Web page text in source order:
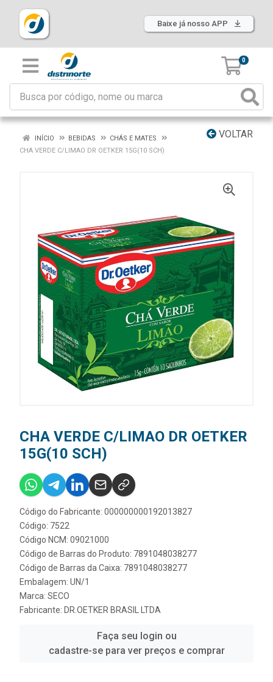
Baixe já nosso APP
0
VOLTAR
INÍCIO BEBIDAS
CHÁS E MATES
CHA VERDE C/LIMAO DR OETKER 15G(10 SCH)
CHA VERDE C/LIMAO DR OETKER
15G(10 SCH)
Código do Fabricante: 000000000192013827
Código: 7522
Código NCM: 09021000
Código de Barras do Produto: 7891048038277
Código de Barras da Caixa: 7891048038277
Embalagem: UN/1
Marca: SECO
Fabricante: DR.OETKER BRASIL LTDA
Faça seu login ou
cadastre-se para ver preços e comprar